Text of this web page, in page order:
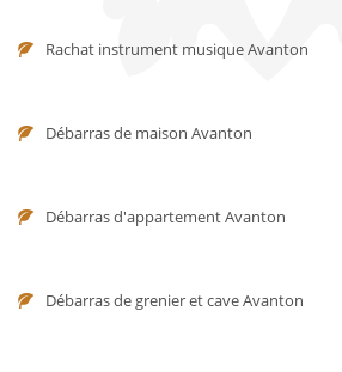
Rachat instrument musique Avanton
Débarras de maison Avanton
Débarras d'appartement Avanton
Débarras de grenier et cave Avanton